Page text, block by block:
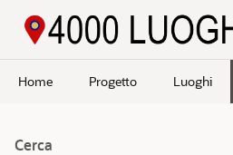
Home Progetto Luoghi
Cerca